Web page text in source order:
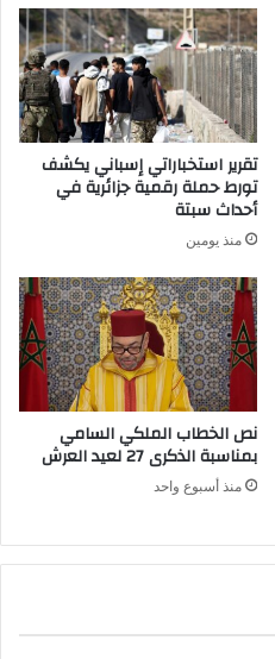
تقرير استخباراتي إسباني يكشف
تورط حملة رقمية جزائرية في
أحداث سبتة
منذ يومين
نص الخطاب الملكي السامي
بمناسبة الذكرى 27 لعيد العرش
منذ أسبوع واحد